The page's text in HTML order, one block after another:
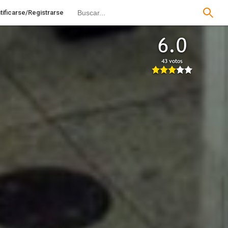
Registrarse
6.0
43 votos